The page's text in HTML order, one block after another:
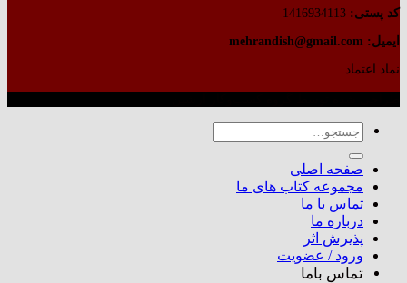
کد پستی:
ایمیل: mehrandish@gmail.com
نماد اعتماد
جستجو
برای:
صفحه اصلی
مجموعه کتاب های ما
تماس با ما
درباره ما
پذیرش اثر
ورود / عضویت
تماس باما